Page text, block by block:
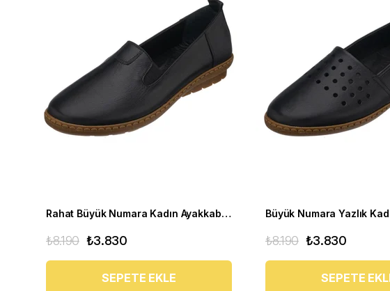
Rahat Büyük Numara Kadın Ayakkabı PR 4411 Siyah
₺3.830
₺8.190
SEPETE EKLE
₺3.830
₺8.190
SEPETE